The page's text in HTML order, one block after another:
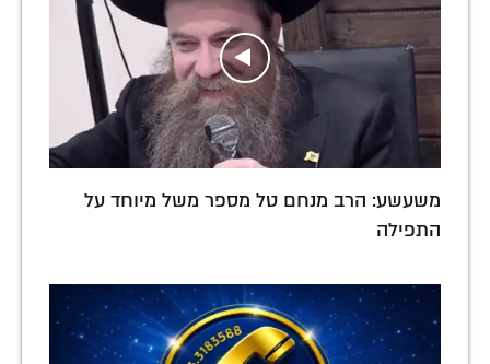
משעשע: הרב מנחם טל מספר משל מיוחד על
התפילה